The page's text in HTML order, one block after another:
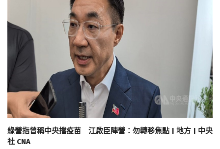
綠營指曾稱中央擋疫苗 江啟臣陣營：勿轉移焦點 | 地方 | 中央
社 CNA